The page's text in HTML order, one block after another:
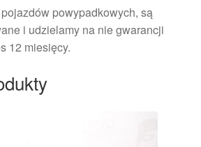
powypadkowych, są
i udzielamy na nie gwarancji
12 miesięcy.